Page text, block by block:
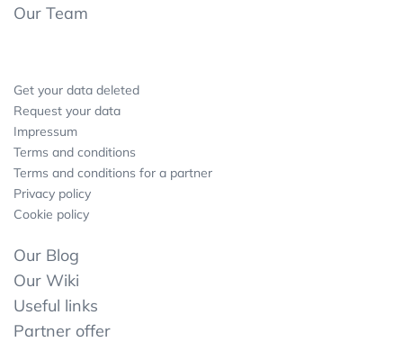
Our Team
Get your data deleted
Request your data
Impressum
Terms and conditions
Terms and conditions for a partner
Privacy policy
Cookie policy
Our Blog
Our Wiki
Useful links
Partner offer